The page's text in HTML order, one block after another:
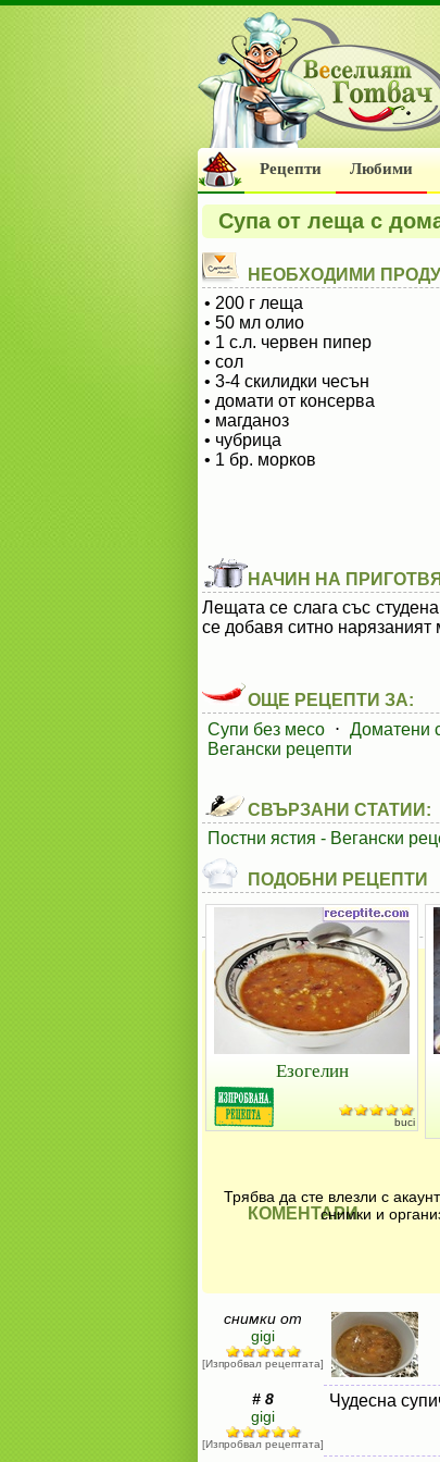
Рецепти Любими
Супа от леща с
НЕОБХОДИМИ
• 200 г леща
• 50 мл олио
• 1 с.л. червен пипер
• сол
• 3-4 скилидки чесън
• домати от консерва
• магданоз
• чубрица
• 1 бр. морков
НАЧИН НА
Лещата се слага със
се добавя ситно нарязаният
ОЩЕ РЕЦЕПТИ ЗА:
Супи без месо ⋅ Доматени
Вегански рецепти
СВЪРЗАНИ СТАТИИ:
Постни ястия - Вегански
ПОДОБНИ РЕЦЕПТИ
Езогелин
buci
КОМЕНТАРИ
Трябва да сте влезли с
снимки и
снимки от
gigi
[Изпробвал рецептата]
# 8
gigi
[Изпробвал рецептата]
Чудесна